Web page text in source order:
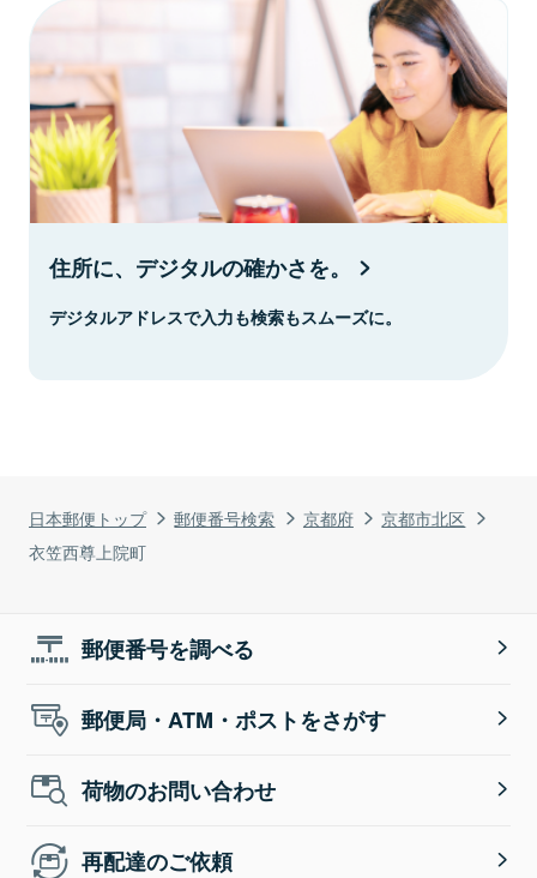
日本郵便トップ 郵便番号検索 京都府
京都市北区
衣笠西尊上院町
住所に、デジタルの確かさを。
デジタルアドレスで入力も検索もスムーズに。
郵便番号を調べる
郵便局・ATM・ポストをさがす
荷物のお問い合わせ
再配達のご依頼